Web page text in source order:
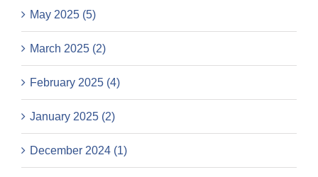
May 2025 (5)
March 2025 (2)
February 2025 (4)
January 2025 (2)
December 2024 (1)